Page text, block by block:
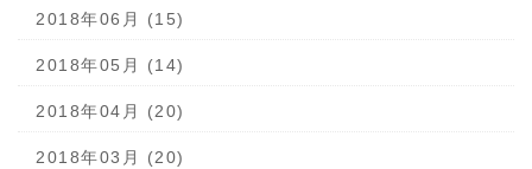
2018年06月 (15)
2018年05月 (14)
2018年04月 (20)
2018年03月 (20)